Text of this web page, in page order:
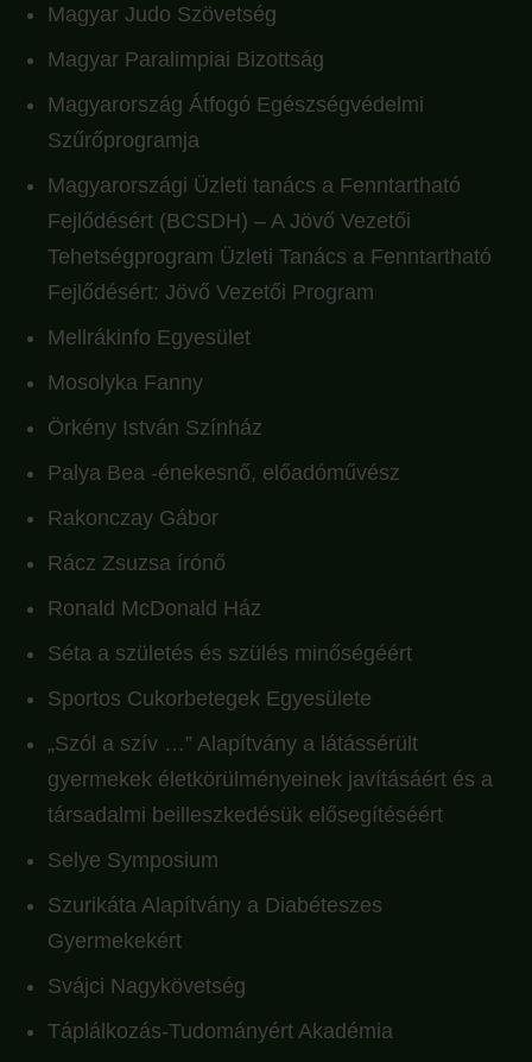
Magyar Judo Szövetség
Magyar Paralimpiai Bizottság
Magyarország Átfogó Egészségvédelmi
Szűrőprogramja
Magyarországi Üzleti tanács a Fenntartható
Fejlődésért (BCSDH) – A Jövő Vezetői
Tehetségprogram Üzleti Tanács a Fenntartható
Fejlődésért: Jövő Vezetői Program
Mellrákinfo Egyesület
Mosolyka Fanny
Örkény István Színház
Palya Bea -énekesnő, előadóművész
Rakonczay Gábor
Rácz Zsuzsa írónő
Ronald McDonald Ház
Séta a születés és szülés minőségéért
Sportos Cukorbetegek Egyesülete
„Szól a szív …” Alapítvány a látássérült
gyermekek életkörülményeinek javításáért és a
társadalmi beilleszkedésük elősegítéséért
Selye Symposium
Szurikáta Alapítvány a Diabéteszes
Gyermekekért
Svájci Nagykövetség
Táplálkozás-Tudományért Akadémia